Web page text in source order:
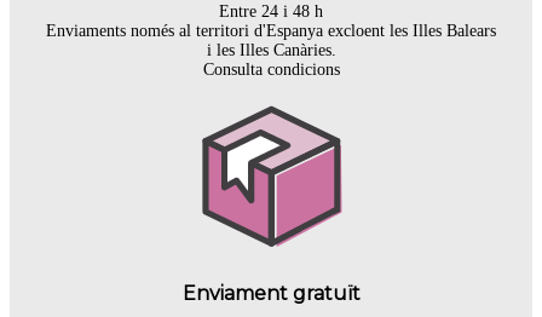
Entre 24 i 48 h
Enviaments només al territori d'Espanya excloent les Illes Balears
i les Illes Canàries.
Consulta condicions
Enviament gratuït